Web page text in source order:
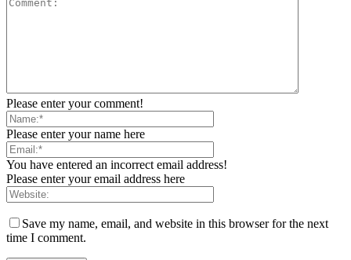
Please enter your comment!
Please enter your name here
You have entered an incorrect email address!
Please enter your email address here
Save my name, email, and website in this browser for the next
time I comment.